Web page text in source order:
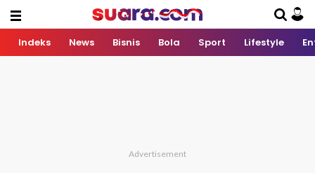
Indeks News Bisnis Bola Sport Lifestyle